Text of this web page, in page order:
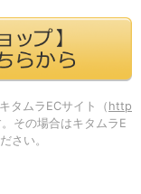
タムラECサイト（ http
その場合はキタムラE
さい。